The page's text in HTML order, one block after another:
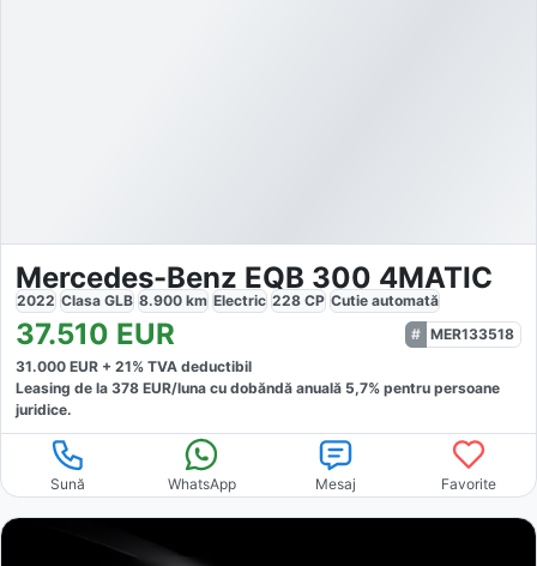
Mercedes-Benz EQB 300 4MATIC
2022 Clasa GLB 8.900 km Electric 228 CP Cutie automată
37.510 EUR
MER133518
31.000 EUR + 21% TVA deductibil
Leasing de la 378 EUR/luna cu dobăndă anuală 5,7% pentru persoane
juridice.
Sună WhatsApp Mesaj Favorite